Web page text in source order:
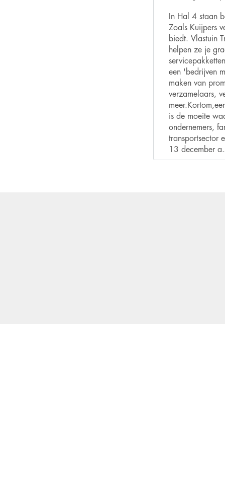
In Hal 4 staan
Zoals Kuijpers
biedt. Vlastuin
helpen ze je
een 'bedrijven
maken van
verzamelaars,
is de moeite
ondernemers,
transportsector
13 december